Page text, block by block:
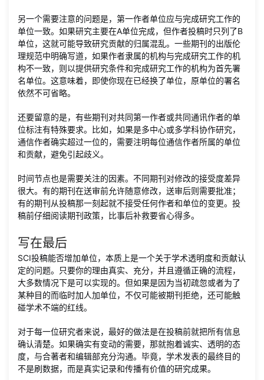
另一个需要注意的问题是，第一作者单位应与完成研究工作的
单位一致。如果研究主要在A单位完成，但作者投稿时只列了B
单位，这就可能导致研究贡献的归属混乱。一些期刊的出版伦
理规范中明确写道，如果作者隶属的机构与完成研究工作的机
构不一致，则以提供研究条件和完成研究工作的机构为首先署
名单位。这意味着，即使你现在已经换了单位，原单位的署名
依然不可省略。
还要留意的是，有些期刊对共同第一作者或共同通讯作者的单
位标注有特殊要求。比如，如果是多中心或多学科协作研究，
通信作者确实超过一位的，需要注明每位通信作者所属的单位
和贡献，避免引起歧义。
时间节点也是需要关注的因素。不同期刊对修改的接受度差异
很大。有的期刊在送审前允许随意修改，送审后则需要批准；
有的期刊从投稿那一刻起就不接受任何作者和单位的变更。投
稿前仔细阅读期刊政策，比事后补救要省心得多。
写在最后
SCI投稿能否增加单位，本质上是一个关于学术透明度和贡献认
定的问题。只要你的理由真实、充分，并且遵循正确的流程，
大多数情况下是可以实现的。但如果是因为当初疏忽或者为了
某种目的而临时加人加单位，不仅可能被期刊拒绝，还可能触
碰学术不端的红线。
对于每一位研究者来说，最好的做法是在投稿前就把所有信息
确认清楚。如果确实有变动的需要，那就抱着诚实、透明的态
度，与合著者和编辑部充分沟通。毕竟，学术发表的最终目的
不是刷数据，而是真实记录和传播有价值的研究成果。